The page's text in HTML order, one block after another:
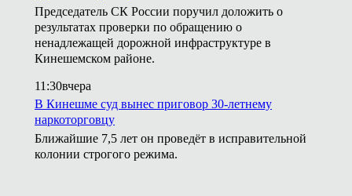
Председатель СК России поручил доложить о
результатах проверки по обращению о
ненадлежащей дорожной инфраструктуре в
Кинешемском районе.
11:30вчера
В Кинешме суд вынес приговор 30-летнему
наркоторговцу
Ближайшие 7,5 лет он проведёт в исправительной
колонии строгого режима.